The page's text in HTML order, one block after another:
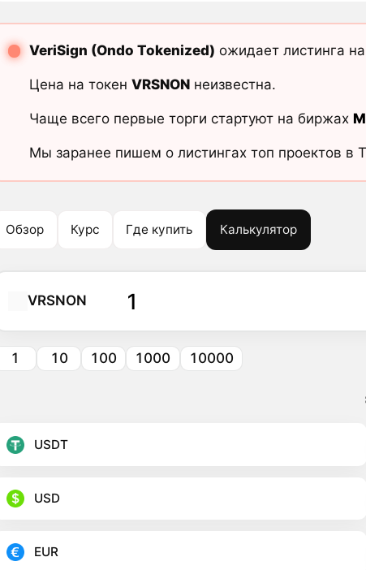
VeriSign (Ondo Tokenized) ожидает листинга
Цена на токен VRSNONнеизвестна.
Чаще всего первые торги стартуют на биржах
Мы заранее пишем о листингах топ проектов в
Обзор Курс Где купить Калькулятор
VRSNON
1 10 100 1000 10000
USDT
USD
EUR